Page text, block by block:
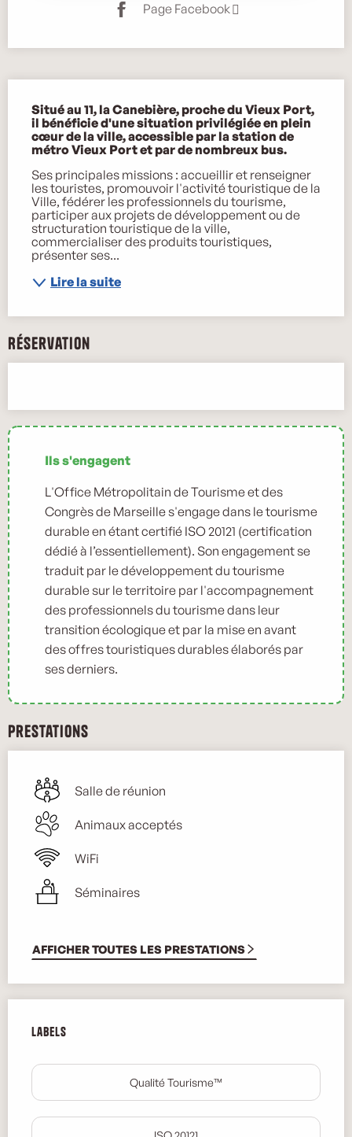
Page Facebook
Situé au 11, la Canebière, proche du Vieux Port,
il bénéficie d'une situation privilégiée en plein
cœur de la ville, accessible par la station de
métro Vieux Port et par de nombreux bus.
Ses principales missions : accueillir et renseigner
les touristes, promouvoir l'activité touristique de la
Ville, fédérer les professionnels du tourisme,
participer aux projets de développement ou de
structuration touristique de la ville,
commercialiser des produits touristiques,
présenter ses...
Lire la suite
Réservation
Ils s'engagent
L'Office Métropolitain de Tourisme et des
Congrès de Marseille s'engage dans le tourisme
durable en étant certifié ISO 20121 (certification
dédié à l’essentiellement). Son engagement se
traduit par le développement du tourisme
durable sur le territoire par l'accompagnement
des professionnels du tourisme dans leur
transition écologique et par la mise en avant
des offres touristiques durables élaborés par
ses derniers.
Prestations
Salle de réunion
Animaux acceptés
WiFi
Séminaires
AFFICHER TOUTES LES PRESTATIONS
Labels
Labels
Qualité Tourisme™